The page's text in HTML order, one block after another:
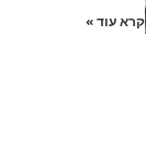
קרא עוד »